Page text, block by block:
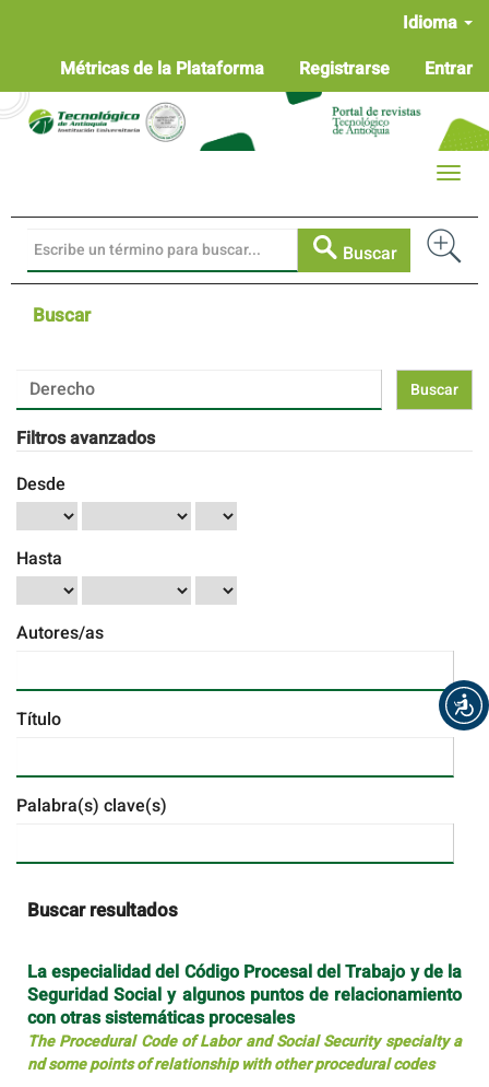
Contenido
principal
Barra
lateral
Idioma
Métricas de la Plataforma
Registrarse Entrar
Buscar
Toggle
Buscar
Buscar
artículos
por
Filtros avanzados
Desde
Hasta
Autores/as
Título
Palabra(s) clave(s)
Buscar resultados
La especialidad del Código Procesal del Trabajo y de la
Seguridad Social y algunos puntos de relacionamiento
con otras sistemáticas procesales
The Procedural Code of Labor and Social Security specialty a
nd some points of relationship with other procedural codes